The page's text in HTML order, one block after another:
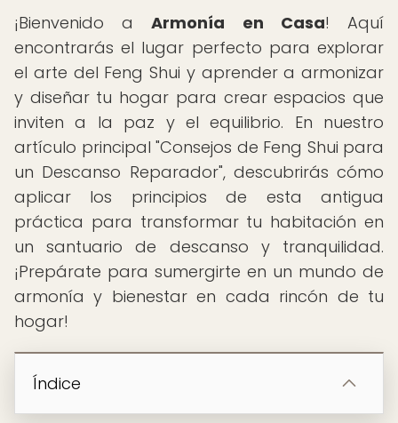
¡Bienvenido aArmonía en Casa! Aquí
encontrarás el lugar perfecto para explorar
el arte del Feng Shui y aprender a armonizar
y diseñar tu hogar para crear espacios que
inviten a la paz y el equilibrio. En nuestro
artículo principal "Consejos de Feng Shui para
un Descanso Reparador", descubrirás cómo
aplicar los principios de esta antigua
práctica para transformar tu habitación en
un santuario de descanso y tranquilidad.
¡Prepárate para sumergirte en un mundo de
armonía y bienestar en cada rincón de tu
hogar!
Índice